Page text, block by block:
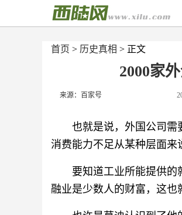
首页 > 历史真相 > 正文
2000家
来源：百家号
也就是说，外国公司需
消费能力不足从某种层面
要知道工业所能提供
融业是少数人的财富，这